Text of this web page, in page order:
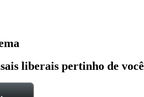
liberais pertinho de você